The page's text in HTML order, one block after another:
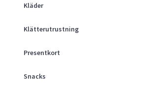
Aktuellt
Kläder
Klätterutrustning
Presentkort
Snacks